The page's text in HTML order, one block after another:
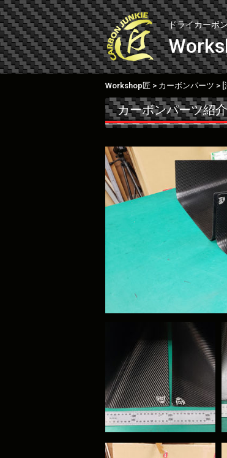
Skip
to
content
ドライカーボ
Workshop匠 > カーボンパーツ > [
カーボンパーツ紹介